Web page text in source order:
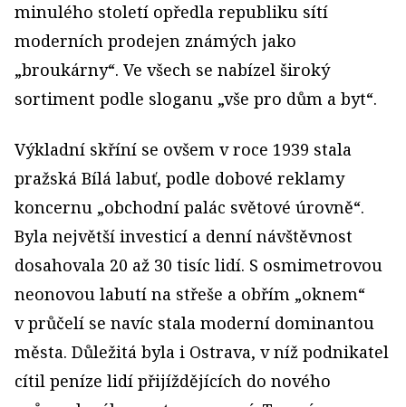
minulého století opředla republiku sítí
moderních prodejen známých jako
„broukárny“. Ve všech se nabízel široký
sortiment podle sloganu „vše pro dům a byt“.
Výkladní skříní se ovšem v roce 1939 stala
pražská Bílá labuť, podle dobové reklamy
koncernu „obchodní palác světové úrovně“.
Byla největší investicí a denní návštěvnost
dosahovala 20 až 30 tisíc lidí. S osmimetrovou
neonovou labutí na střeše a obřím „oknem“
v průčelí se navíc stala moderní dominantou
města. Důležitá byla i Ostrava, v níž podnikatel
cítil peníze lidí přijíždějících do nového